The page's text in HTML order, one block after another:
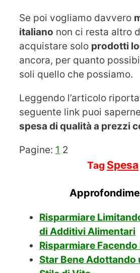
Se poi vogliamo davvero
italiano non ci resta altro
acquistare solo prodotti
ancora, per quanto
soli quello che possiamo.
Leggendo l’articolo
seguente link puoi
spesa di qualità a prezzi
Pagine: 1 2
Tag Spesa
Risparmiare
di Additivi Alimentari
Risparmiare Facendo
Star Bene Adottando